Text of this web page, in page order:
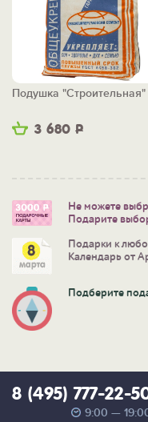
3 680 Р
Подушка "Строительная"
Не можете
Подарите
Подарки к
Календарь от
Подберите
8 (495) 777-22-
9:00 —